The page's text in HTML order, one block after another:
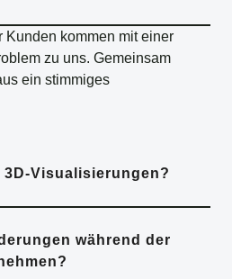
Kunden kommen mit einer
zu uns. Gemeinsam
ein stimmiges
3D-Visualisierungen?
während der